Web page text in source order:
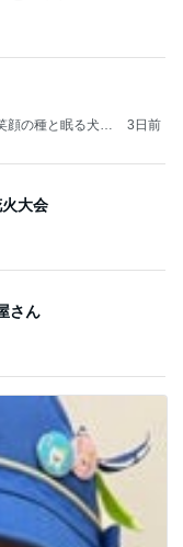
の種と眠る犬」
3日前
大会
さん